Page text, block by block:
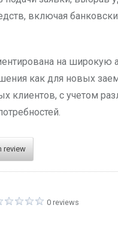
включая
на широкую
как для новых
клиентов, с учетом
review
0 reviews